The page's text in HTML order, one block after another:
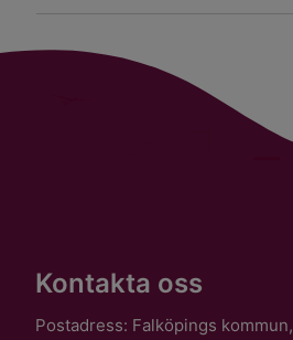
Kontakta oss
Postadress: Falköpings kommun,